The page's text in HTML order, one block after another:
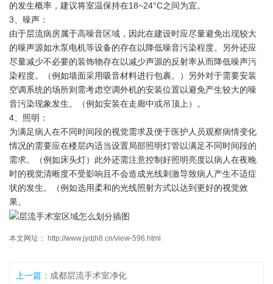
的发生概率，建议将室温保持在18~24°C之间为宜。
3、噪声：
由于层流病房属于高噪音区域，因此在建设时应尽量避免出现较大
的噪声源如水泵电机等设备的存在以降低噪音污染程度。另外还应
尽量减少不必要的装饰物存在以减少声源的反射率从而降低噪声污
染程度。（例如墙面采用吸音材料进行包裹。）另外对于需要安装
空调系统的场所则需考虑空调外机的安装位置以避免产生较大的噪
音污染现象发生。（例如安装在走廊中或吊顶上）。
4、照明：
为满足病人在不同时间段的视觉需求及便于医护人员观察病情变化
情况的需要应在楼层内适当设置局部照明灯管以满足不同时间段的
需求。（例如床头灯）此外还需注意控制好照明亮度以病人在夜晚
时的视觉清晰度不受影响且不会造成光线刺激导致病人产生不适症
状的发生。（例如选用柔和的光线照射方式以达到更好的视觉效
果。
本文网址： http://www.jydjh8.cn/view-596.html
上一篇： 成都层流手术室净化